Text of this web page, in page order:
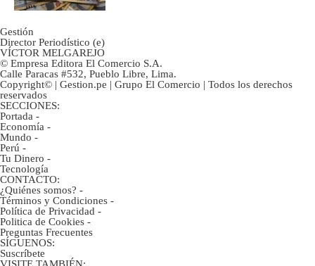
Gestión
Director Periodístico (e)
VÍCTOR MELGAREJO
© Empresa Editora El Comercio S.A.
Calle Paracas #532, Pueblo Libre, Lima.
Copyright© | Gestion.pe | Grupo El Comercio | Todos los derechos
reservados
SECCIONES:
Portada -
Economía -
Mundo -
Perú -
Tu Dinero -
Tecnología
CONTACTO:
¿Quiénes somos? -
Términos y Condiciones -
Política de Privacidad -
Politica de Cookies -
Preguntas Frecuentes
SÍGUENOS:
Suscríbete